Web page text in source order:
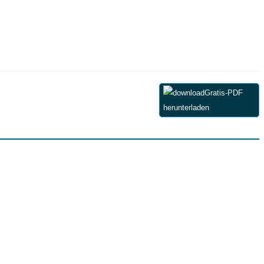
Gratis-PDF
herunterladen